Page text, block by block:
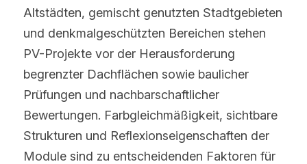
Altstädten, gemischt genutzten Stadtgebieten
und denkmalgeschützten Bereichen stehen
PV-Projekte vor der Herausforderung
begrenzter Dachflächen sowie baulicher
Prüfungen und nachbarschaftlicher
Bewertungen. Farbgleichmäßigkeit, sichtbare
Strukturen und Reflexionseigenschaften der
Module sind zu entscheidenden Faktoren für